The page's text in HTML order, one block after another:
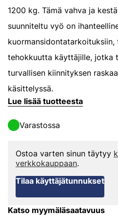
1200 kg. Tämä vahva ja
suunniteltu vyö on
tehokkuutta käyttäjille, jotka
turvallisen kiinnityksen
käsittelyssä.
Lue lisää tuotteesta
Varastossa
Ostoa varten sinun täytyy
verkkokauppaan.
Tilaa käyttäjätunnukset
Katso myymäläsaatavuus